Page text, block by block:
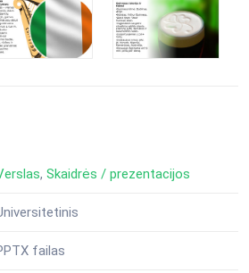
, Skaidrės / prezentacijos
failas